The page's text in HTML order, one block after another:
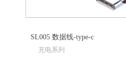
SL005 数据线-type-c
充电系列